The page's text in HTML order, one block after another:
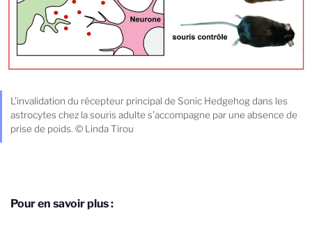
L’invalidation du récepteur principal de Sonic Hedgehog dans les
astrocytes chez la souris adulte s’accompagne par une absence de
prise de poids. © Linda Tirou
Pour en savoir plus :